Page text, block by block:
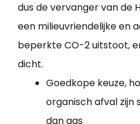
dus de vervanger van de
een milieuvriendelijke en
beperkte CO-2 uitstoot,
dicht.
Goedkope keuze,
organisch afval zijn
dan gas